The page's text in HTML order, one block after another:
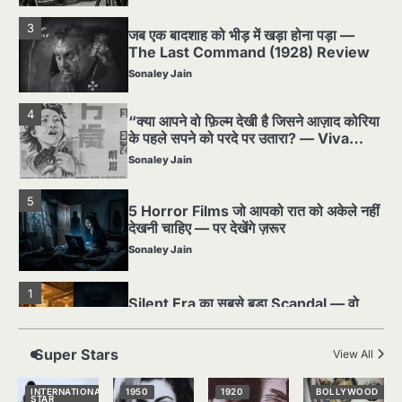
3
जब एक बादशाह को भीड़ में खड़ा होना पड़ा —
The Last Command (1928) Review
Sonaley Jain
4
“क्या आपने वो फ़िल्म देखी है जिसने आज़ाद कोरिया
के पहले सपने को परदे पर उतारा? — Viva
Freedom! (1946) रिव्यू”
Sonaley Jain
5
5 Horror Films जो आपको रात को अकेले नहीं
देखनी चाहिए — पर देखेंगे ज़रूर
Sonaley Jain
1
Silent Era का सबसे बड़ा Scandal — वो
2
पसीने और खून से लिखी गई मूक सिनेमा की कहानी:
Super Stars View All
INTERNATIONAL
STAR
1950 1920 BOLLYWOOD